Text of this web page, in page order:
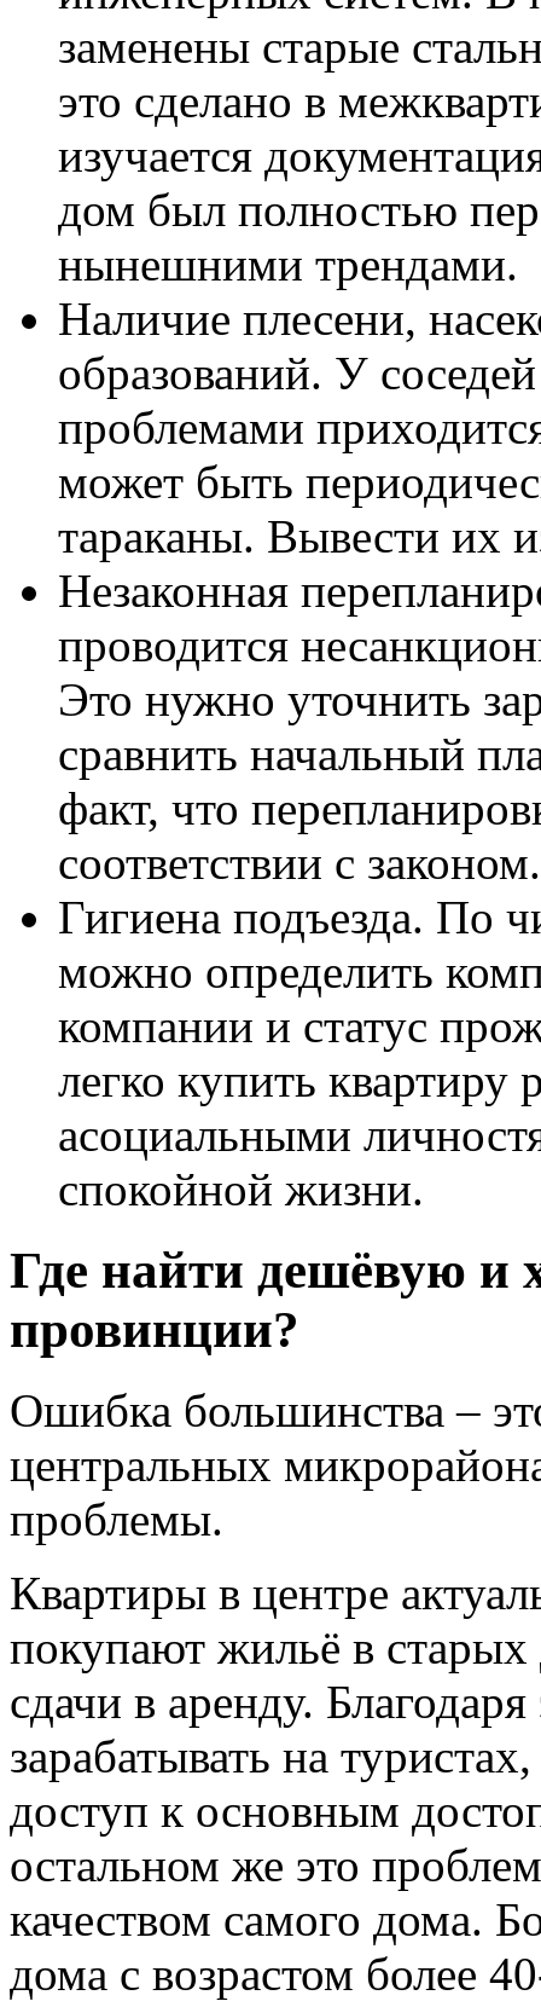
заменены старые
это сделано в
изучается
дом был полностью
нынешними трендами.
Наличие плесени,
образований. У
проблемами
может быть
тараканы. Вывести их
Незаконная
проводится
Это нужно уточнить
сравнить начальный
факт, что
соответствии с законом.
Гигиена подъезда. По
можно определить
компании и статус
легко купить
асоциальными
спокойной жизни.
Где найти дешёвую и
провинции?
Ошибка большинства –
центральных
проблемы.
Квартиры в центре
покупают жильё в
сдачи в аренду.
зарабатывать на
доступ к основным
остальном же это
качеством самого дома.
дома с возрастом более